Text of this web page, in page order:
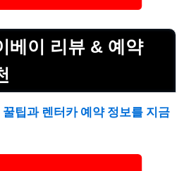
베이 리뷰 & 예약
팁과 렌터카 예약 정보를 지금